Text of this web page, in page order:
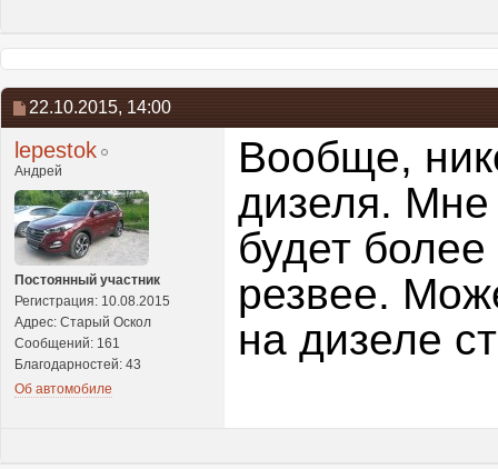
22.10.2015, 14:00
lepestok
Андрей
Постоянный участник
Регистрация: 10.08.2015
Адрес: Старый Оскол
Сообщений: 161
Благодарностей: 43
Об автомобиле
Вообще,
дизеля. Мне
будет
резвее.
на дизеле